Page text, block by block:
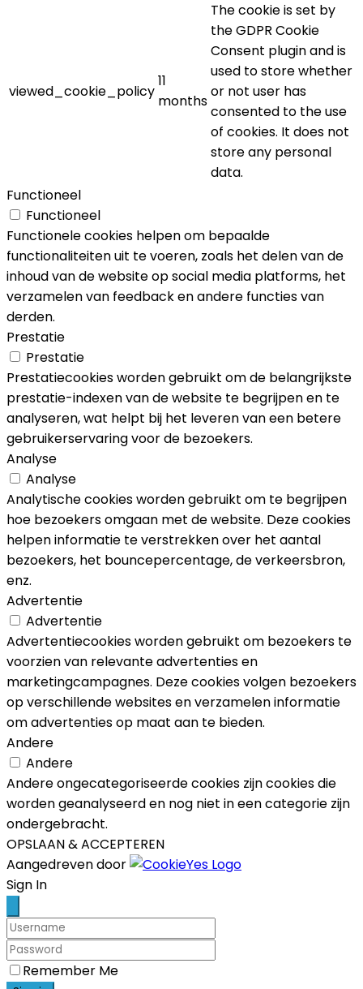
viewed_cookie_policy
11
months
The cookie is set by
the GDPR Cookie
Consent plugin and is
used to store whether
or not user has
consented to the use
of cookies. It does not
store any personal
data.
Functioneel
Functioneel
Functionele cookies helpen om bepaalde
functionaliteiten uit te voeren, zoals het delen van de
inhoud van de website op social media platforms, het
verzamelen van feedback en andere functies van
derden.
Prestatie
Prestatie
Prestatiecookies worden gebruikt om de belangrijkste
prestatie-indexen van de website te begrijpen en te
analyseren, wat helpt bij het leveren van een betere
gebruikerservaring voor de bezoekers.
Analyse
Analyse
Analytische cookies worden gebruikt om te begrijpen
hoe bezoekers omgaan met de website. Deze cookies
helpen informatie te verstrekken over het aantal
bezoekers, het bouncepercentage, de verkeersbron,
enz.
Advertentie
Advertentie
Advertentiecookies worden gebruikt om bezoekers te
voorzien van relevante advertenties en
marketingcampagnes. Deze cookies volgen bezoekers
op verschillende websites en verzamelen informatie
om advertenties op maat aan te bieden.
Andere
Andere
Andere ongecategoriseerde cookies zijn cookies die
worden geanalyseerd en nog niet in een categorie zijn
ondergebracht.
OPSLAAN & ACCEPTEREN
Aangedreven door
Scroll
Sign In
Remember Me